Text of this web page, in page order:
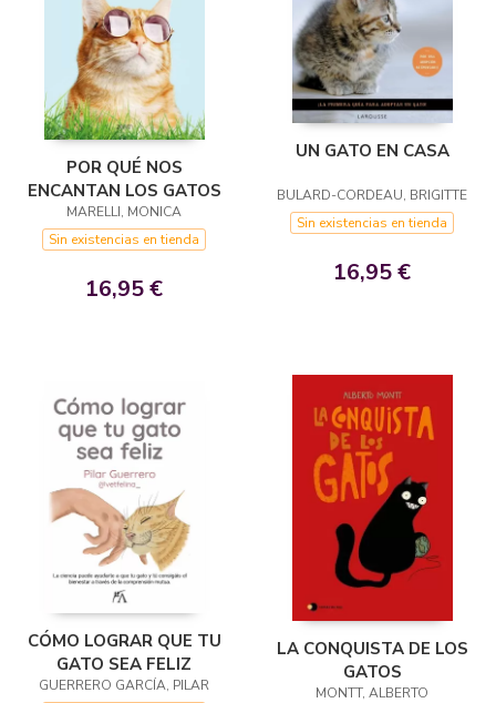
POR QUÉ NOS
ENCANTAN LOS GATOS
MARELLI, MONICA
Sin existencias en tienda
16,95 €
UN GATO EN CASA
BULARD-CORDEAU, BRIGITTE
Sin existencias en tienda
16,95 €
CÓMO LOGRAR QUE TU
GATO SEA FELIZ
GUERRERO GARCÍA, PILAR
LA CONQUISTA DE LOS
GATOS
MONTT, ALBERTO